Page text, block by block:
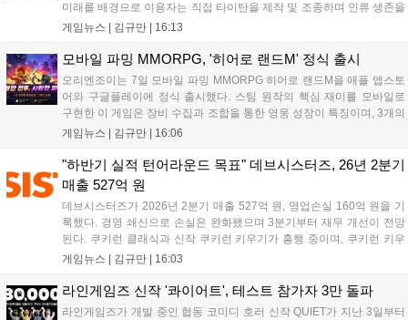
미래를 배경으로 이용자는 직접 타이탄을 제작 및 조종하며 인류 생존을
위한 전투를 펼친다. 지휘관 모집, 피난처 운영, 연맹 협동 콘텐츠가 특징
지원 보상을 제공한다. 상세 내용은 공식 커뮤니티에서 확인 가능하다....
게임뉴스 | 김규만 16:13
모바일 파밍 MMORPG, '히어로 랜드M' 정식 출시
오리엔조이는 7일 모바일 파밍 MMORPG 히어로 랜드M을 애플 앱스토
어와 구글플레이에 정식 출시했다. 스팀 원작의 핵심 재미를 모바일로
구현한 이 게임은 장비 수집과 조합을 통한 영웅 성장이 특징이며, 3개의
무기 스킬을 활용한 전략적 전투와 길드전 등 다양한 콘텐츠를 제공한
혜택을 지급하며, 상세 내용은 공식 라운지에서 확인할 수 있다. 이용자
는 게임 접속 및 주요 콘텐츠 플레이를 통해 성장을 지원받을 수 있다....
게임뉴스 | 김규만 16:06
"하반기 실적 턴어라운드 목표" 데브시스터즈, 26년 2분기
매출 527억 원
데브시스터즈가 2026년 2분기 매출 527억 원, 영업손실 160억 원을 기
록했다. 경영 쇄신으로 손실은 완화됐으며 3분기부터 재무 개선이 전망
된다. 쿠키런 클래식과 신작 쿠키런 키우기가 흥행 중이며, 쿠키런 키우
기는 13일 첫 업데이트를 시작으로 2주 간격의 콘텐츠를 제공한다. 또한
이다. 회사는 비용 효율화와 신작 흥행을 통해 하반기 실적 턴어라운드
를 이끌 방침이다....
게임뉴스 | 김규만 16:03
라인게임즈 신작 '콰이어트', 테스트 참가자 3만 돌파
라인게임즈가 개발 중인 협동 코미디 호러 신작 QUIET가 지난 3일부터